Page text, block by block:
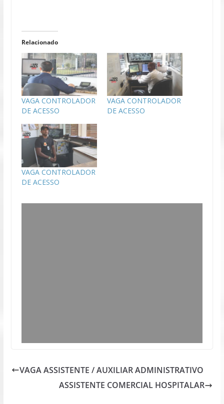
Relacionado
VAGA CONTROLADOR
DE ACESSO
VAGA CONTROLADOR
DE ACESSO
VAGA CONTROLADOR
DE ACESSO
VAGA ASSISTENTE / AUXILIAR ADMINISTRATIVO
ASSISTENTE COMERCIAL HOSPITALAR